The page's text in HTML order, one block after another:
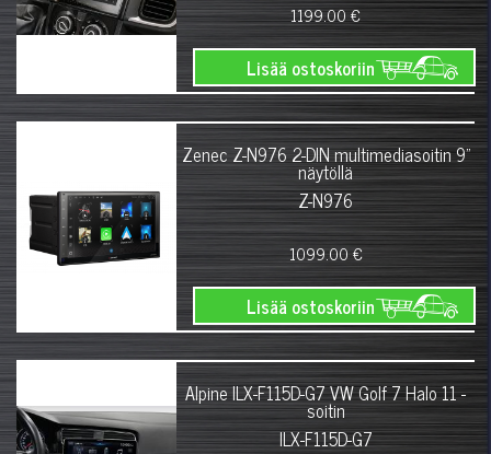
1199.00 €
Lisää ostoskoriin
Zenec Z-N976 2-DIN multimediasoitin 9"
näytöllä
Z-N976
1099.00 €
Lisää ostoskoriin
Alpine ILX-F115D-G7 VW Golf 7 Halo 11 -
soitin
ILX-F115D-G7